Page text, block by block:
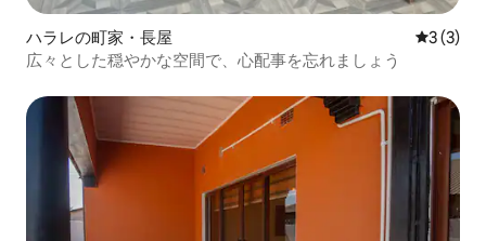
ハラレの町家・長屋 レビュー
3 (3)
広々とした穏やかな空間で、心配事を忘れましょう